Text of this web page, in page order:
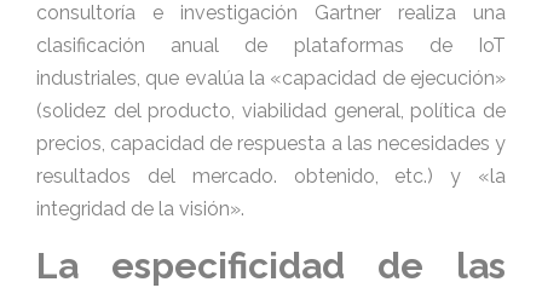
consultoría e investigación Gartner realiza una
clasificación anual de plataformas de IoT
industriales, que evalúa la «capacidad de ejecución»
(solidez del producto, viabilidad general, política de
precios, capacidad de respuesta a las necesidades y
resultados del mercado. obtenido, etc.) y «la
integridad de la visión».
La especificidad de las